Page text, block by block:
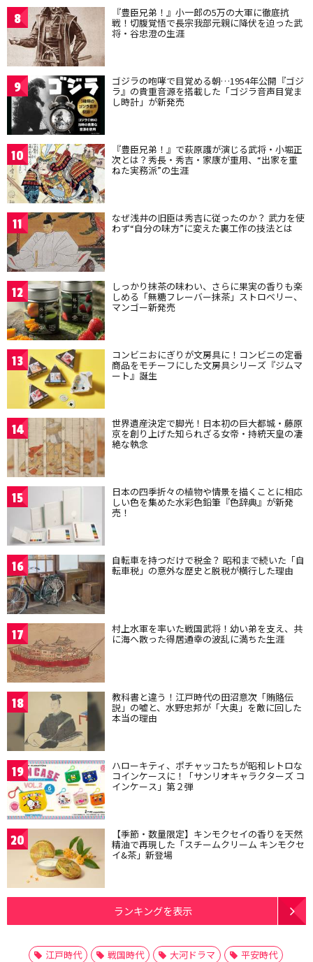
8 『豊臣兄弟！』小一郎の5万の大軍に徹底抗
戦！切腹覚悟で長宗我部元親に降伏を迫った武
将・谷忠澄の生涯
9 ゴジラの咆哮で目覚める朝…1954年公開『ゴジ
ラ』の貴重音源を搭載した「ゴジラ音声目覚ま
し時計」が新発売
10 『豊臣兄弟！』で萩原護が演じる武将・小堀正
次とは？秀長・秀吉・家康が重用、“出家を重
ねた実務派”の生涯
11 なぜ浅井の旧臣は秀吉に従ったのか？ 武力を使
わず“自分の味方”に変えた裏工作の技法とは
12 しっかり抹茶の味わい、さらに果実の香りも楽
しめる「無糖フレーバー抹茶」ストロベリー、
マンゴー新発売
13 コンビニおにぎりが文房具に！コンビニの定番
商品をモチーフにした文房具シリーズ『ジムマ
ート』誕生
14 世界遺産決定で脚光！日本初の巨大都城・藤原
京を創り上げた知られざる女帝・持統天皇の凄
絶な執念
15 日本の四季折々の植物や情景を描くことに相応
しい色を集めた水彩色鉛筆『色辞典』が新発
売！
16 自転車を持つだけで税金？ 昭和まで続いた「自
転車税」の意外な歴史と脱税が横行した理由
17 村上水軍を率いた戦国武将！幼い弟を支え、共
に海へ散った得居通幸の波乱に満ちた生涯
18 教科書と違う！江戸時代の田沼意次「賄賂伝
説」の嘘と、水野忠邦が「大奥」を敵に回した
本当の理由
19 ハローキティ、ポチャッコたちが昭和レトロな
コインケースに！「サンリオキャラクターズ コ
インケース」第２弾
20 【季節・数量限定】キンモクセイの香りを天然
精油で再現した「スチームクリーム キンモクセ
イ&茶」新登場
ランキングを表示
江戸時代 戦国時代 大河ドラマ
平安時代